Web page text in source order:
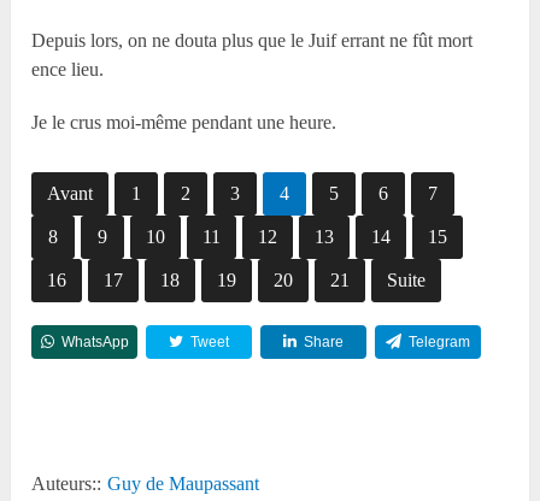
Depuis lors, on ne douta plus que le Juif errant ne fût mort
ence lieu.
Je le crus moi-même pendant une heure.
Avant 1 2 3 4 5 6 7
8 9 10 11 12 13 14 15
16 17 18 19 20 21 Suite
WhatsApp Tweet Share Telegram
Auteurs:: Guy de Maupassant